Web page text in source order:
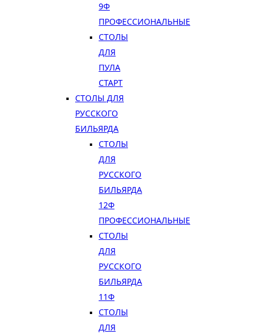
9Ф
ПРОФЕССИОНАЛЬНЫЕ
СТОЛЫ
ДЛЯ
ПУЛА
СТАРТ
СТОЛЫ ДЛЯ
РУССКОГО
БИЛЬЯРДА
СТОЛЫ
ДЛЯ
РУССКОГО
БИЛЬЯРДА
12Ф
ПРОФЕССИОНАЛЬНЫЕ
СТОЛЫ
ДЛЯ
РУССКОГО
БИЛЬЯРДА
11Ф
СТОЛЫ
ДЛЯ